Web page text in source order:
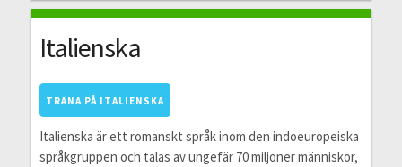
Italienska
TRÄNA PÅ ITALIENSKA
Italienska är ett romanskt språk inom den indoeuropeiska
språkgruppen och talas av ungefär 70 miljoner människor,